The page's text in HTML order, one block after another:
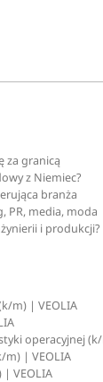
za granicą
z Niemiec?
branża
PR, media, moda
i produkcji?
m) | VEOLIA
operacyjnej
m) | VEOLIA
| VEOLIA